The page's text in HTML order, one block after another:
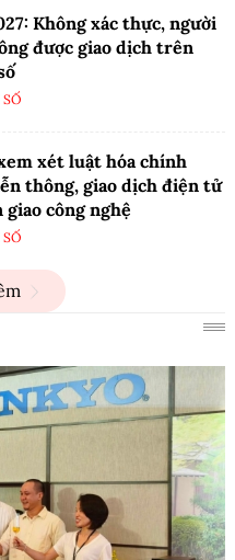
Không xác thực, người
được giao dịch trên
xét luật hóa chính
thông, giao dịch điện tử
giao công nghệ